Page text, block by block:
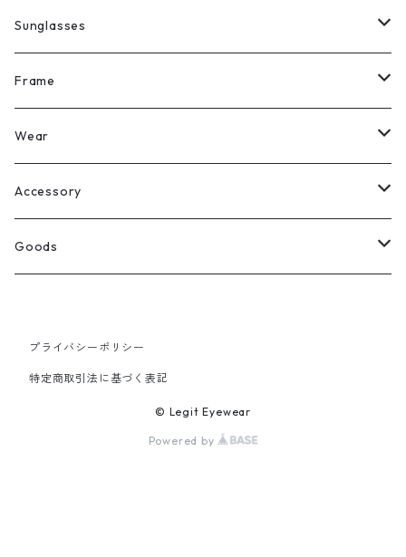
Sunglasses
All
Legit Eyewear
Select
Frame
ボストン
ウェリントン
スクエア
ラウンド
Wear
All
Tee
Sewat
Accessory
Ring
Silver
Bracelet
Goods
Cap
プライバシーポリシー
特定商取引法に基づく表記
© Legit Eyewear
Powered by